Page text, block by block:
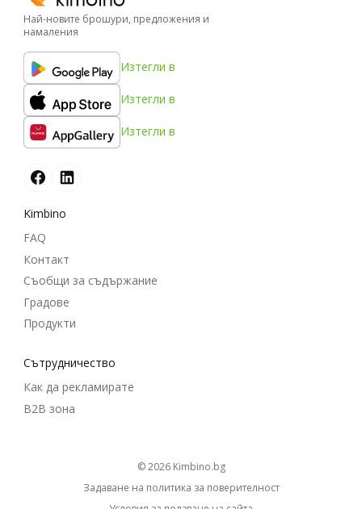
Най-новите брошури, предложения и
намаления
Изтегли в
Изтегли в
Изтегли в
Kimbino
FAQ
Контакт
Съобщи за съдържание
Градове
Продукти
Cътрудничество
Как да рекламирате
B2B зона
© 2026 kimbino.bg
Задаване на политика за поверителност